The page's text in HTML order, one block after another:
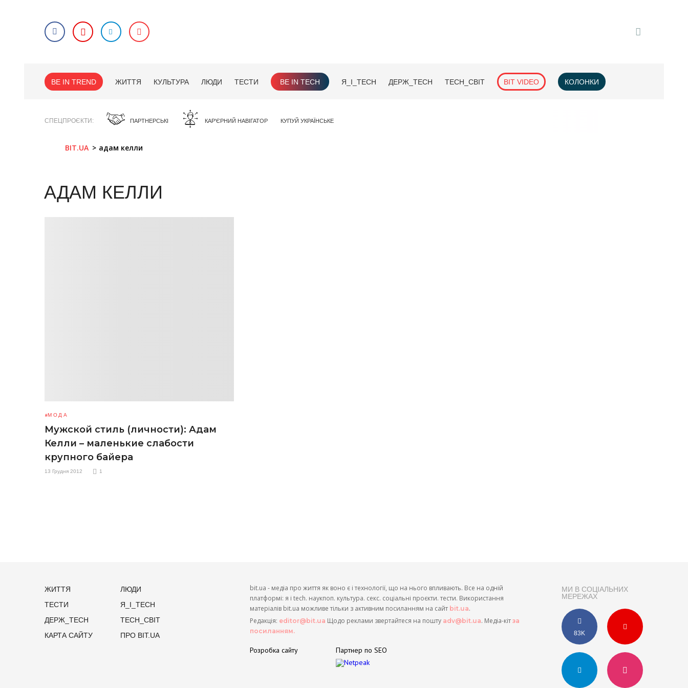
BE IN TREND ЖИТТЯ КУЛЬТУРА ЛЮДИ ТЕСТИ BE IN TECH Я_І_TECH ДЕРЖ_TECH TECH_СВІТ BIT VIDEO КОЛОНКИ
СПЕЦПРОЄКТИ ПАРТНЕРСЬКІ КАР'ЄРНИЙ НАВІГАТОР КУПУЙ УКРАЇНСЬКЕ
BIT.UA адам келли
АДАМ КЕЛЛИ
МОДА
Мужской стиль (личности): Адам
Келли – маленькие слабости
крупного байера
13 Грудня 2012 1
ЖИТТЯ
ЛЮДИ
ТЕСТИ
Я_І_TECH
ДЕРЖ_TECH
TECH_СВІТ
КАРТА САЙТУ
ПРО BIT.UA
МИ В СОЦІАЛЬНИХ
МЕРЕЖАХ
83K
bit.ua - медіа про життя як воно є і технології, що на нього впливають. Все на одній
платформі: я і tech. наукпоп. культура. секс. соціальні проєкти. тести. Використання
матеріалів bit.ua можливе тільки з активним посиланням на сайт bit.ua.
Редакція: editor@bit.ua Щодо реклами звертайтеся на пошту adv@bit.ua. Медіа-кіт за
посиланням.
Розробка сайту Партнер по SEO